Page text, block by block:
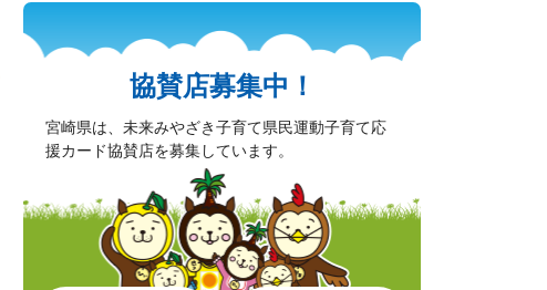
協賛店募集中！
宮崎県は、未来みやざき子育て県民運動子育て応
援カード協賛店を募集しています。